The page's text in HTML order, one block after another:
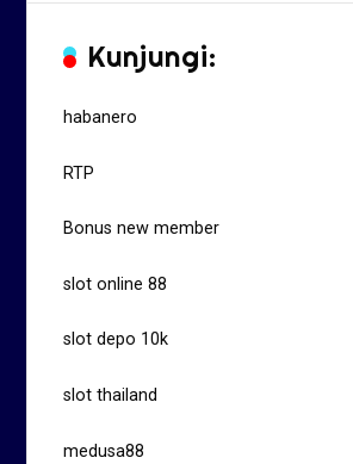
Kunjungi:
habanero
RTP
Bonus new member
slot online 88
slot depo 10k
slot thailand
medusa88